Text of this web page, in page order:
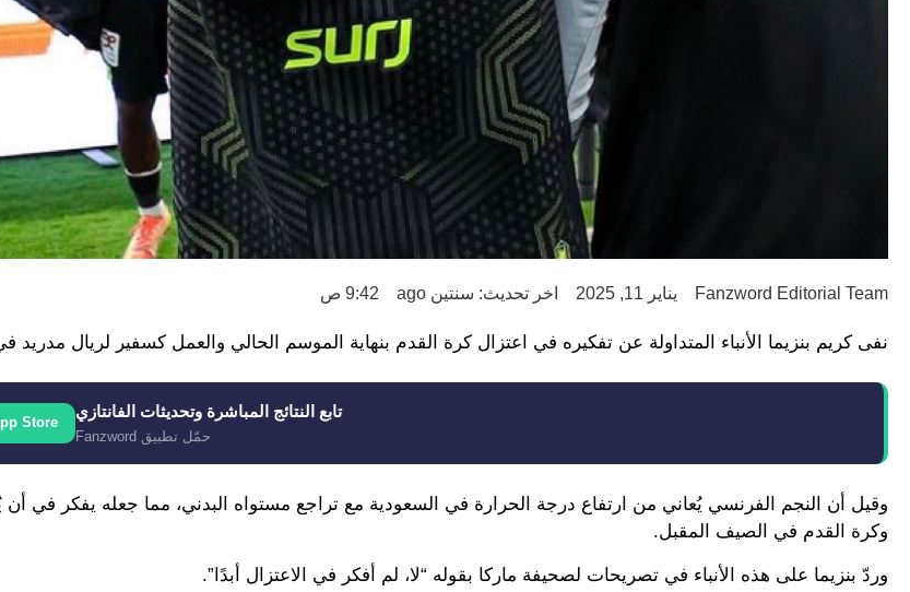
Fanzword Editorial Team يناير 11, 2025 اخر تحديث: سنتين ago 9:42 ص
نفى كريم بنزيما الأنباء المتداولة عن تفكيره في اعتزال كرة القدم بنهاية الموسم الحالي والعمل كسفير لريال
تابع النتائج المباشرة وتحديثات الفانتازي
حمّل تطبيق Fanzword
Store
وقيل أن النجم الفرنسي يُعاني من ارتفاع درجة الحرارة في السعودية مع تراجع مستواه البدني، مما جعله يفكر في أن
وكرة القدم في الصيف المقبل.
وردّ بنزيما على هذه الأنباء في تصريحات لصحيفة ماركا بقوله “لا، لم أفكر في الاعتزال أبدًا”.